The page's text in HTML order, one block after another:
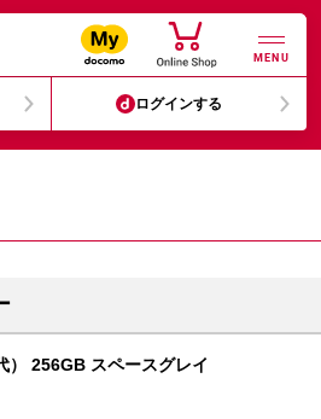
MENU
ログインする
） 256GB スペースグレイ